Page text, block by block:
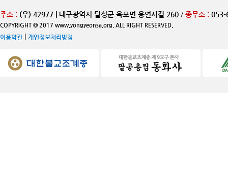
주소 : (우) 42977 | 대구광역시 달성군 옥포면 용연사길 260 / 종무소 : 053-
COPYRIGHT © 2017 www.yongyeonsa.org. ALL RIGHT RESERVED.
이용약관| 개인정보처리방침